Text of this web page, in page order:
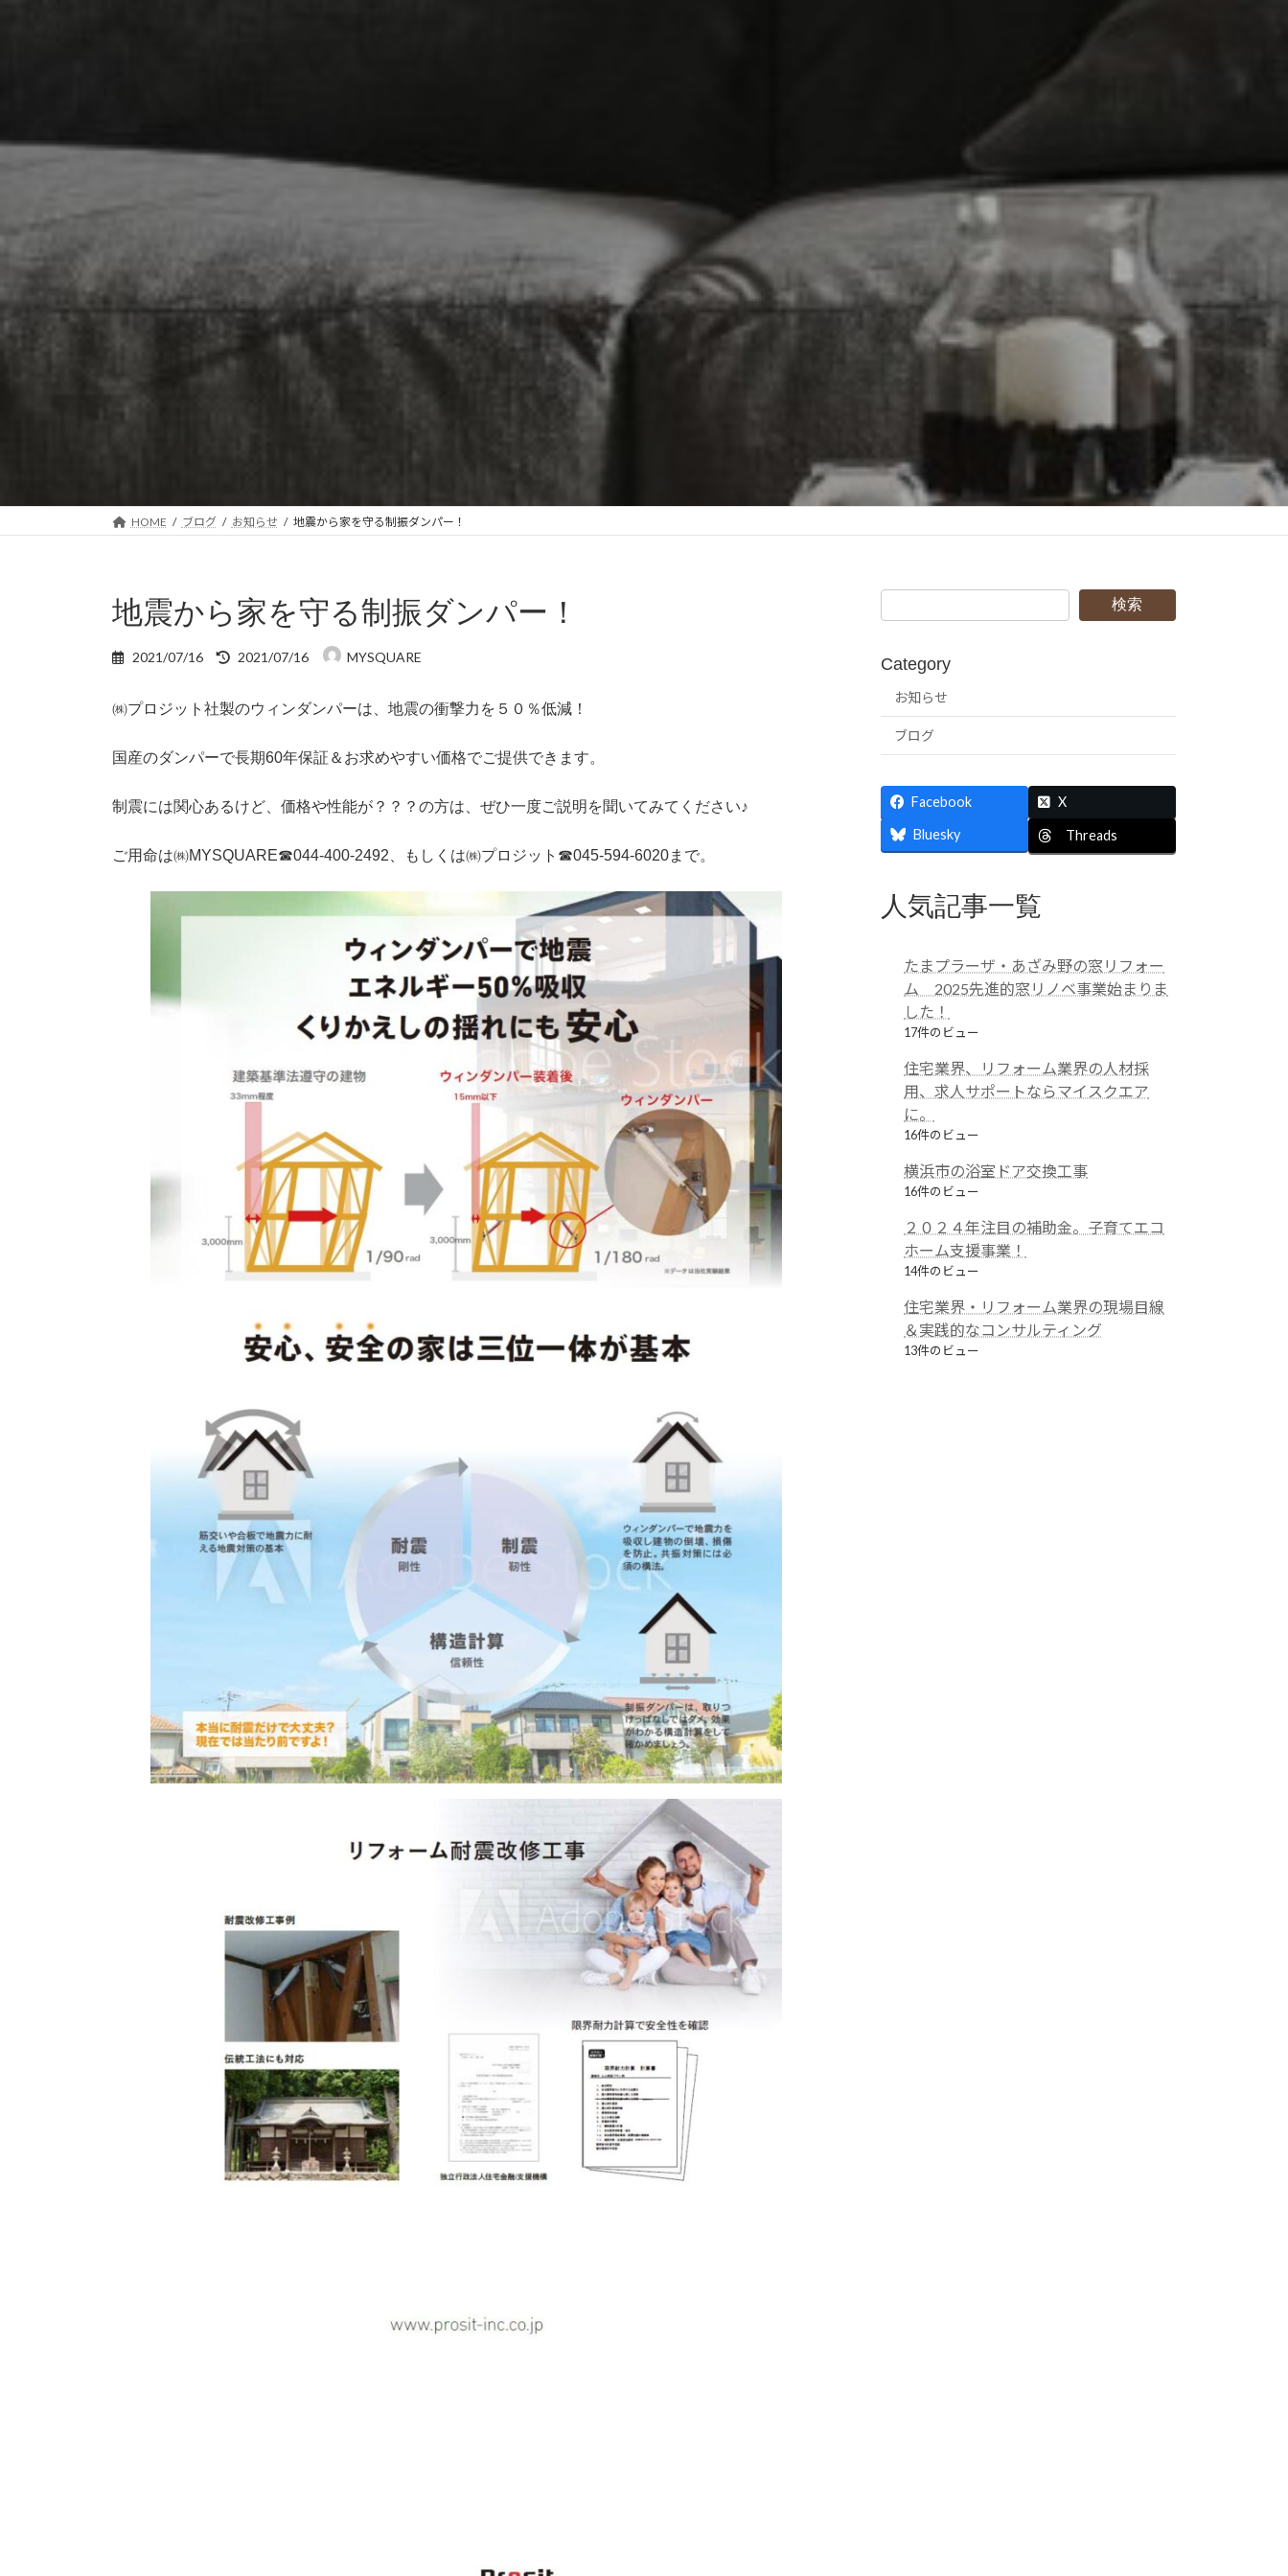
HOME ブログ お知らせ 地震から家を守る制振ダンパー！
地震から家を守る制振ダンパー！
2021/07/16
最
新
時
:
2021/07/16 MYSQUARE
㈱プロジット社製のウィンダンパーは、地震の衝撃力を５０％低減！
国産のダンパーで長期60年保証＆お求めやすい価格でご提供できます。
制震には関心あるけど、価格や性能が？？？の方は、ぜひ一度ご説明を聞いてみてください♪
ご用命は㈱MYSQUARE☎044-400-2492、もしくは㈱プロジット☎045-594-6020まで。
検索
Category
お知らせ
ブログ
Facebook
X
Bluesky
Threads
人気記事一覧
たまプラーザ・あざみ野の窓リフォー
ム 2025先進的窓リノベ事業始まりま
した！
17件のビュー
住宅業界、リフォーム業界の人材採
用、求人サポートならマイスクエア
に。
16件のビュー
横浜市の浴室ドア交換工事
16件のビュー
２０２４年注目の補助金。子育てエコ
ホーム支援事業！
14件のビュー
住宅業界・リフォーム業界の現場目線
＆実践的なコンサルティング
13件のビュー